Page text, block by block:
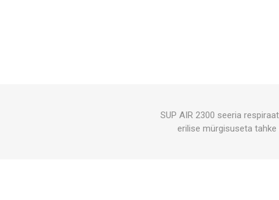
SUP AIR 2300 seeria
erilise mürgisuseta